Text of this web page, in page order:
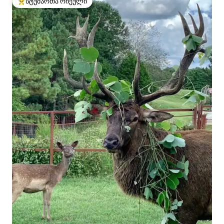
სტუმართა რჩეული მოწინავე ვარიანტი